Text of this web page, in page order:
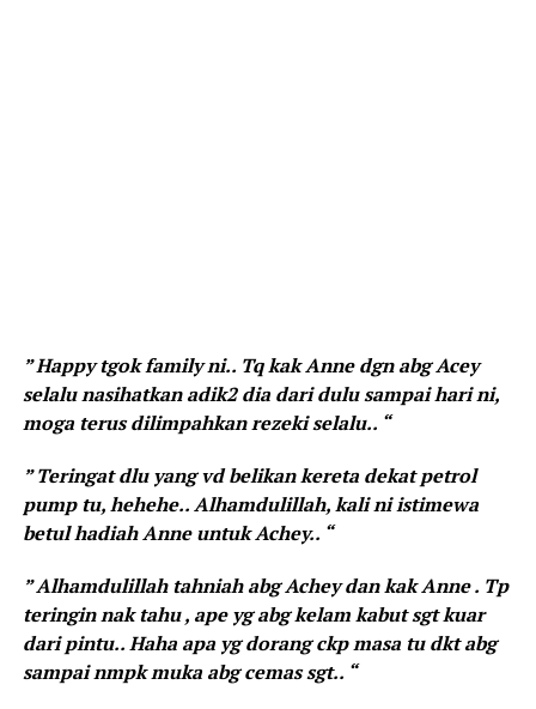
” Happy tgok family ni.. Tq kak Anne dgn abg Acey
selalu nasihatkan adik2 dia dari dulu sampai hari ni,
moga terus dilimpahkan rezeki selalu.. “
” Teringat dlu yang vd belikan kereta dekat petrol
pump tu, hehehe.. Alhamdulillah, kali ni istimewa
betul hadiah Anne untuk Achey.. “
” Alhamdulillah tahniah abg Achey dan kak Anne . Tp
teringin nak tahu , ape yg abg kelam kabut sgt kuar
dari pintu.. Haha apa yg dorang ckp masa tu dkt abg
sampai nmpk muka abg cemas sgt.. “